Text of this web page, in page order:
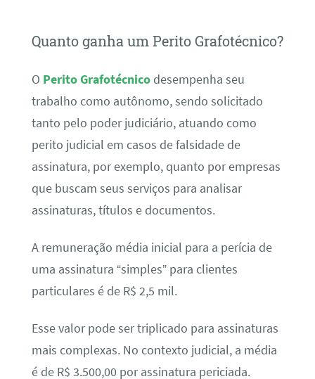
Quanto ganha um Perito Grafotécnico?
O Perito Grafotécnicodesempenha seu
trabalho como autônomo, sendo solicitado
tanto pelo poder judiciário, atuando como
perito judicial em casos de falsidade de
assinatura, por exemplo, quanto por empresas
que buscam seus serviços para analisar
assinaturas, títulos e documentos.
A remuneração média inicial para a perícia de
uma assinatura “simples” para clientes
particulares é de R$ 2,5 mil.
Esse valor pode ser triplicado para assinaturas
mais complexas. No contexto judicial, a média
é de R$ 3.500,00 por assinatura periciada.